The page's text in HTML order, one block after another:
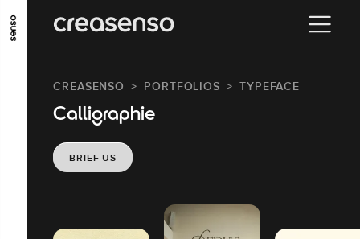
GO TO MAIN CONTENT GO TO MAIN MENU
CREASENSO PORTFOLIOS TYPEFACE
Calligraphie
BRIEF US